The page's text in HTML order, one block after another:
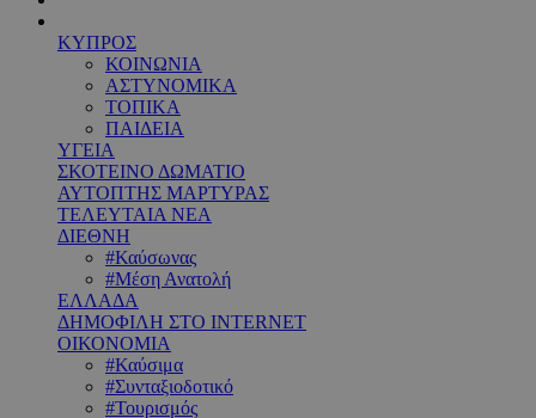
ΚΥΠΡΟΣ
ΚΟΙΝΩΝΙΑ
ΑΣΤΥΝΟΜΙΚΑ
ΤΟΠΙΚΑ
ΠΑΙΔΕΙΑ
ΥΓΕΙΑ
ΣΚΟΤΕΙΝΟ ΔΩΜΑΤΙΟ
ΑΥΤΟΠΤΗΣ ΜΑΡΤΥΡΑΣ
ΤΕΛΕΥΤΑΙΑ ΝΕΑ
ΔΙΕΘΝΗ
#Καύσωνας
#Μέση Ανατολή
ΕΛΛΑΔΑ
ΔΗΜΟΦΙΛΗ ΣΤΟ INTERNET
ΟΙΚΟΝΟΜΙΑ
#Καύσιμα
#Συνταξιοδοτικό
#Τουρισμός